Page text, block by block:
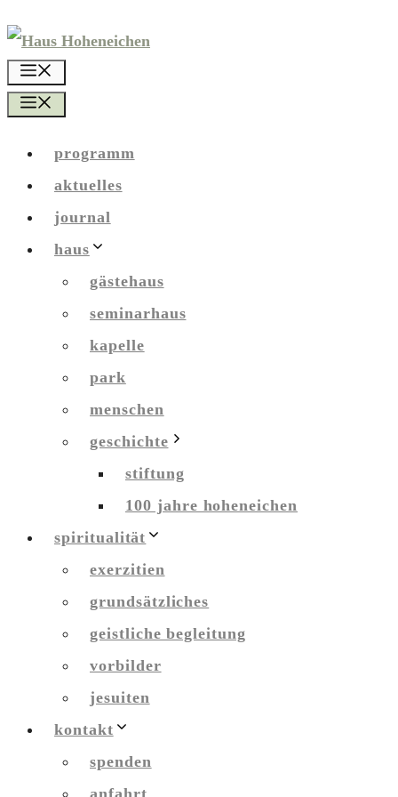
Zum
springen
programm
aktuelles
journal
haus
gästehaus
seminarhaus
kapelle
park
menschen
geschichte
stiftung
100 jahre hoheneichen
spiritualität
exerzitien
grundsätzliches
geistliche begleitung
vorbilder
jesuiten
kontakt
spenden
anfahrt